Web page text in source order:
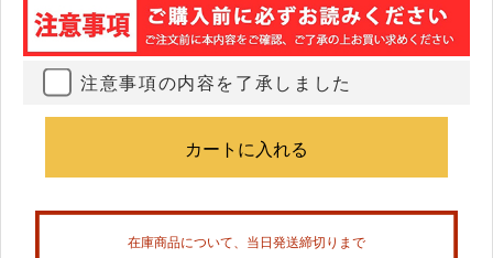
注意事項の内容を了承しました
在庫商品について、当日発送締切りまで